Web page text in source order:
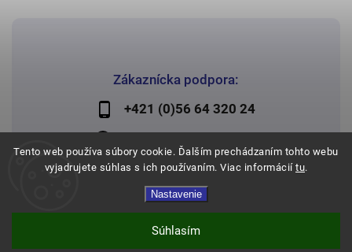
Tento web používa súbory cookie. Ďalším prechádzaním tohto webu
vyjadrujete súhlas s ich používaním. Viac informácií tu.
Nastavenie
Súhlasím
Zákaznícka podpora:
+421 (0)56 64 320 24
Copyright 2026Papier Lechman. Všetky práva vyhradené.
Shoptet | Design